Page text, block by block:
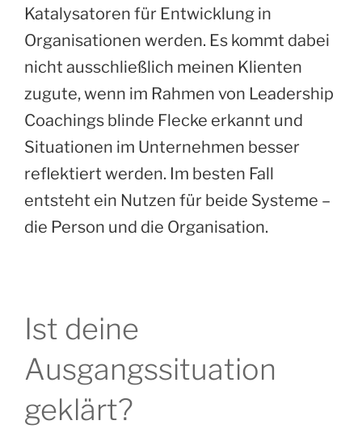
Katalysatoren für Entwicklung in
Organisationen werden. Es kommt dabei
nicht ausschließlich meinen Klienten
zugute, wenn im Rahmen von Leadership
Coachings blinde Flecke erkannt und
Situationen im Unternehmen besser
reflektiert werden. Im besten Fall
entsteht ein Nutzen für beide Systeme –
die Person und die Organisation.
Ist deine
Ausgangssituation
geklärt?